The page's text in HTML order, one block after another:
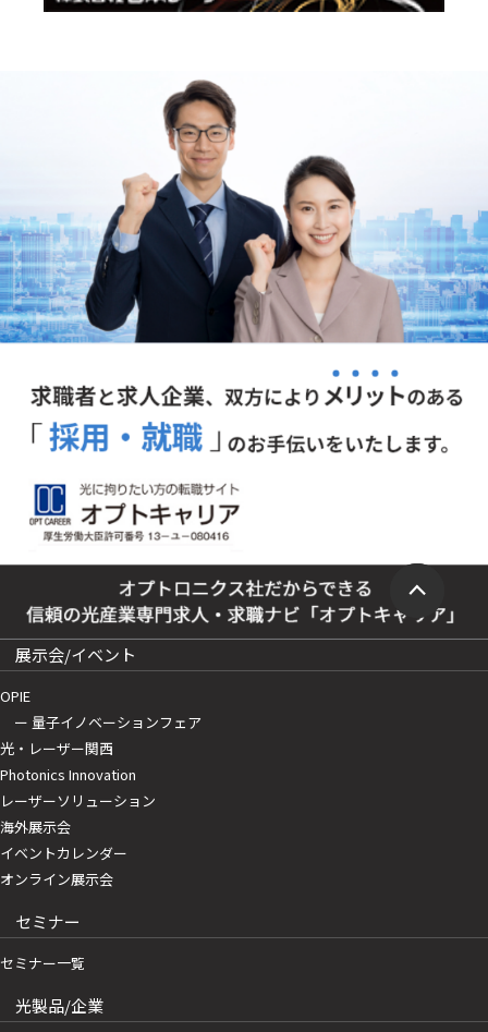
展示会/イベント
OPIE
ー 量子イノベーションフェア
光・レーザー関西
Photonics Innovation
レーザーソリューション
海外展示会
イベントカレンダー
オンライン展示会
セミナー
セミナー一覧
光製品/企業